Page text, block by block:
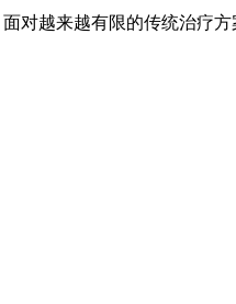
对越来越有限的传统治疗